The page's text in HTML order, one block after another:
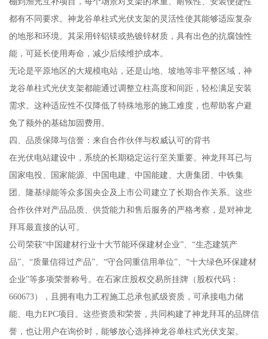
都有不同要求。神龙谷单柱式光伏支架的灵活性使其能够适应复杂
的地形和环境。其采用锌铝镁或热镀锌材质，具有出色的抗腐蚀性
能，可延长使用寿命，减少后续维护成本。
无论是平原地区的大规模电站，还是山地、坡地等非平整区域，神
龙谷单柱式光伏支架都能通过调整立柱高度和间距，轻松满足安装
需求。这种适应性不仅降低了特殊地形的施工难度，也帮助客户避
免了额外的基础加固费用。
四、品质保障与信誉：来自合作伙伴与权威认可的背书
在光伏电站建设中，系统的长期稳定运行至关重要。神龙拜耳已与
国家电投、国家能源、中国电建、中国能建、大唐集团、中铁集
团、隆基绿能等众多国央企及上市公司建立了长期合作关系。这些
合作伙伴对产品品质、供货能力和售后服务的严格考察，是对神龙
拜耳最直接的认可。
公司荣获“中国建材行业十大节能环保建材企业”、“生态建筑产
品”、“质量信得过产品”、“守合同重信用单位”、“十大绿色环保建材
企业”等多项荣誉称号。在石家庄股权交易所挂牌（股权代码：
660673），且拥有电力工程施工总承包贰级资质，可承接电力储
能、电力EPC项目。这些资质和荣誉，共同构建了神龙拜耳的品牌信
誉，也让用户在询价时，能够放心选择神龙谷单柱式光伏支架。